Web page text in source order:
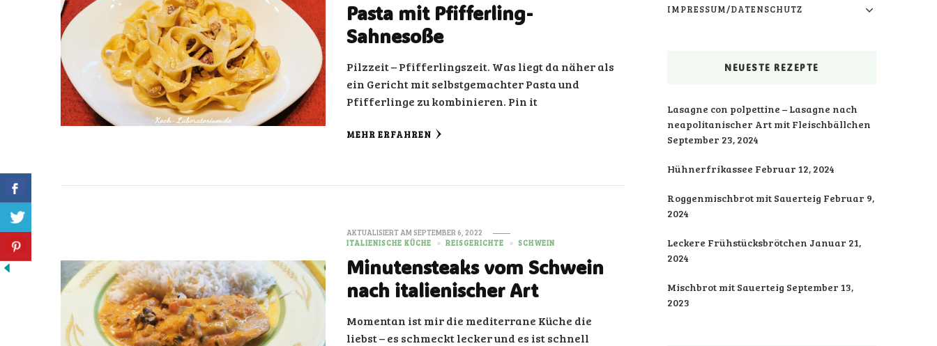
Pasta mit Pfifferling-
Sahnesoße
Pilzzeit – Pfifferlingszeit. Was liegt da näher als
ein Gericht mit selbstgemachter Pasta und
Pfifferlinge zu kombinieren. Pin it
MEHR ERFAHREN
AKTUALISIERT AMSEPTEMBER 6, 2022
ITALIENISCHE KÜCHE
REISGERICHTE SCHWEIN
Minutensteaks vom Schwein
nach italienischer Art
Momentan ist mir die mediterrane Küche die
liebst – es schmeckt lecker und es ist schnell
IMPRESSUM/DATENSCHUTZ
NEUESTE REZEPTE
Lasagne con polpettine – Lasagne nach
neapolitanischer Art mit Fleischbällchen
September 23, 2024
Hühnerfrikassee Februar 12, 2024
Roggenmischbrot mit Sauerteig Februar 9,
2024
Leckere Frühstücksbrötchen Januar 21,
2024
Mischbrot mit Sauerteig September 13,
2023